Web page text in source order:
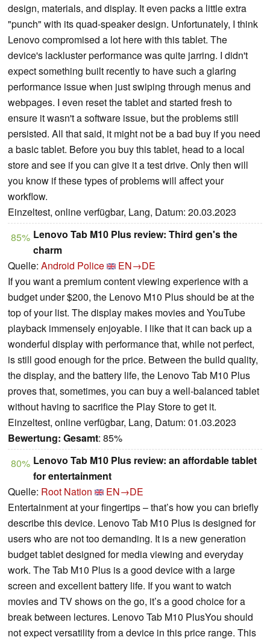
design, materials, and display. It even packs a little extra
"punch" with its quad-speaker design. Unfortunately, I think
Lenovo compromised a lot here with this tablet. The
device's lackluster performance was quite jarring. I didn't
expect something built recently to have such a glaring
performance issue when just swiping through menus and
webpages. I even reset the tablet and started fresh to
ensure it wasn't a software issue, but the problems still
persisted. All that said, it might not be a bad buy if you need
a basic tablet. Before you buy this tablet, head to a local
store and see if you can give it a test drive. Only then will
you know if these types of problems will affect your
workflow.
Einzeltest, online verfügbar, Lang, Datum: 20.03.2023
85% Lenovo Tab M10 Plus review: Third gen's the
charm
Quelle: Android Police
EN→DE
If you want a premium content viewing experience with a
budget under $200, the Lenovo M10 Plus should be at the
top of your list. The display makes movies and YouTube
playback immensely enjoyable. I like that it can back up a
wonderful display with performance that, while not perfect,
is still good enough for the price. Between the build quality,
the display, and the battery life, the Lenovo Tab M10 Plus
proves that, sometimes, you can buy a well-balanced tablet
without having to sacrifice the Play Store to get it.
Einzeltest, online verfügbar, Lang, Datum: 01.03.2023
Bewertung: Gesamt: 85%
80% Lenovo Tab M10 Plus review: an affordable tablet
for entertainment
Quelle: Root Nation
EN→DE
Entertainment at your fingertips – that’s how you can briefly
describe this device. Lenovo Tab M10 Plus is designed for
users who are not too demanding. It is a new generation
budget tablet designed for media viewing and everyday
work. The Tab M10 Plus is a good device with a large
screen and excellent battery life. If you want to watch
movies and TV shows on the go, it’s a good choice for a
break between lectures. Lenovo Tab M10 PlusYou should
not expect versatility from a device in this price range. This